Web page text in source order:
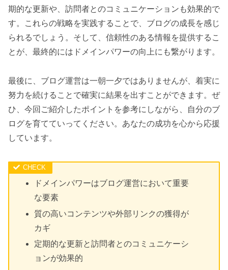
期的な更新や、訪問者とのコミュニケーションも効果的で
す。これらの戦略を実践することで、ブログの成長を感じ
られるでしょう。そして、信頼性のある情報を提供するこ
とが、最終的にはドメインパワーの向上にも繋がります。
最後に、ブログ運営は一朝一夕ではありませんが、着実に
努力を続けることで確実に結果を出すことができます。ぜ
ひ、今回ご紹介したポイントを参考にしながら、自分のブ
ログを育てていってください。あなたの成功を心から応援
しています。
ドメインパワーはブログ運営において重要
な要素
質の高いコンテンツや外部リンクの獲得が
カギ
定期的な更新と訪問者とのコミュニケーシ
ョンが効果的